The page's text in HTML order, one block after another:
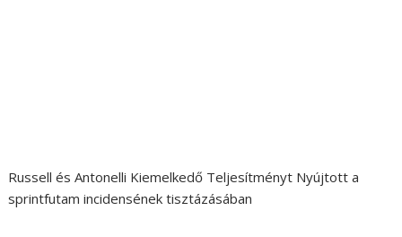
Russell és Antonelli Kiemelkedő Teljesítményt Nyújtott a
sprintfutam incidensének tisztázásában